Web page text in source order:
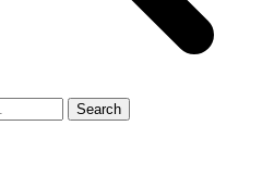
Search